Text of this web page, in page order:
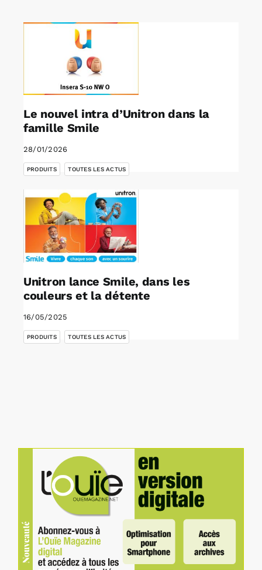
Rechercher:
Annonces emploi
Le nouvel intra d’Unitron dans la
famille Smile
28/01/2026
PRODUITS
,
TOUTES LES ACTUS
Unitron lance Smile, dans les
couleurs et la détente
16/05/2025
PRODUITS
,
TOUTES LES ACTUS